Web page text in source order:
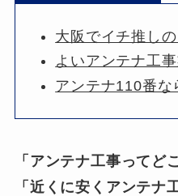
大阪でイチ推し
よいアンテナ工
アンテナ110番な
「アンテナ工事ってど
「近くに安くアンテナ